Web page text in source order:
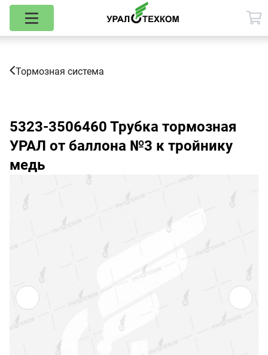
Тормозная система
5323-3506460 Трубка тормозная
УРАЛ от баллона №3 к тройнику
медь